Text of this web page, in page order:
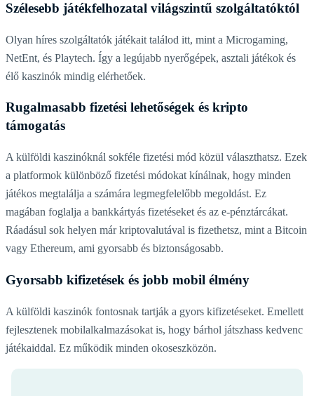
Szélesebb játékfelhozatal világszintű szolgáltatóktól
Olyan híres szolgáltatók játékait találod itt, mint a Microgaming,
NetEnt, és Playtech. Így a legújabb nyerőgépek, asztali játékok és
élő kaszinók mindig elérhetőek.
Rugalmasabb fizetési lehetőségek és kripto
támogatás
A külföldi kaszinóknál sokféle fizetési mód közül választhatsz. Ezek
a platformok különböző fizetési módokat kínálnak, hogy minden
játékos megtalálja a számára legmegfelelőbb megoldást. Ez
magában foglalja a bankkártyás fizetéseket és az e-pénztárcákat.
Ráadásul sok helyen már kriptovalutával is fizethetsz, mint a Bitcoin
vagy Ethereum, ami gyorsabb és biztonságosabb.
Gyorsabb kifizetések és jobb mobil élmény
A külföldi kaszinók fontosnak tartják a gyors kifizetéseket. Emellett
fejlesztenek mobilalkalmazásokat is, hogy bárhol játszhass kedvenc
játékaiddal. Ez működik minden okoseszközön.